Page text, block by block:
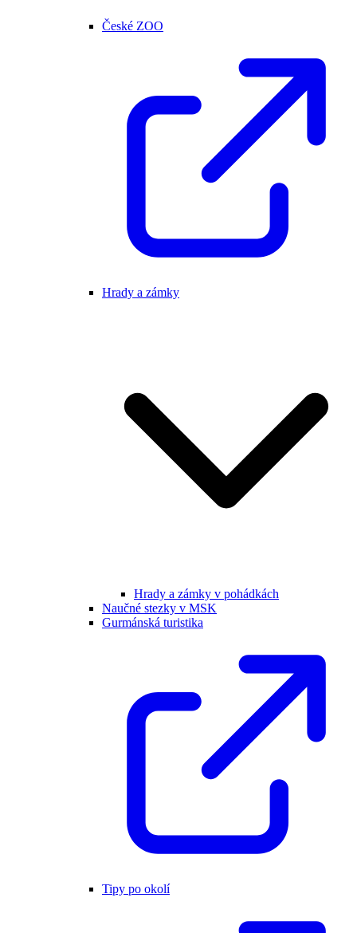
České ZOO
Hrady a zámky
Hrady a zámky v pohádkách
Naučné stezky v MSK
Gurmánská turistika
Tipy po okolí